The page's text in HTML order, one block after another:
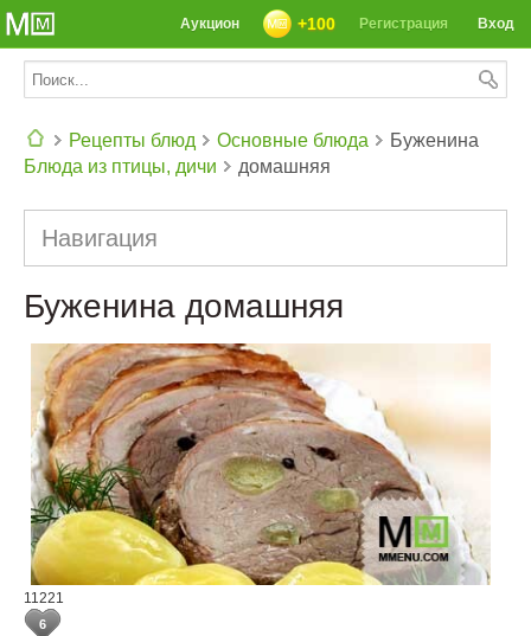
Вход
Регистрация
+100
Аукцион
Рецепты блюд
Основные блюда
Блюда из птицы, дичи
Буженина
домашняя
Навигация
Буженина домашняя
11221
6